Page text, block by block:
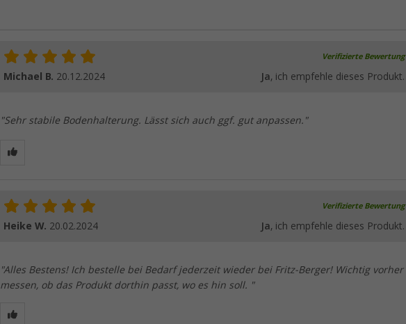
Verifizierte Bewertung
Michael B. 20.12.2024 Ja, ich empfehle dieses Produkt.
"Sehr stabile Bodenhalterung. Lässt sich auch ggf. gut anpassen."
Verifizierte Bewertung
Heike W. 20.02.2024 Ja, ich empfehle dieses Produkt.
"Alles Bestens! Ich bestelle bei Bedarf jederzeit wieder bei Fritz-Berger! Wichtig vorher
messen, ob das Produkt dorthin passt, wo es hin soll. "